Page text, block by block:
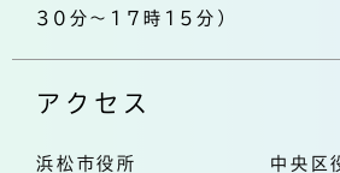
30分～17時15分）
アクセス
浜松市役所
中央区